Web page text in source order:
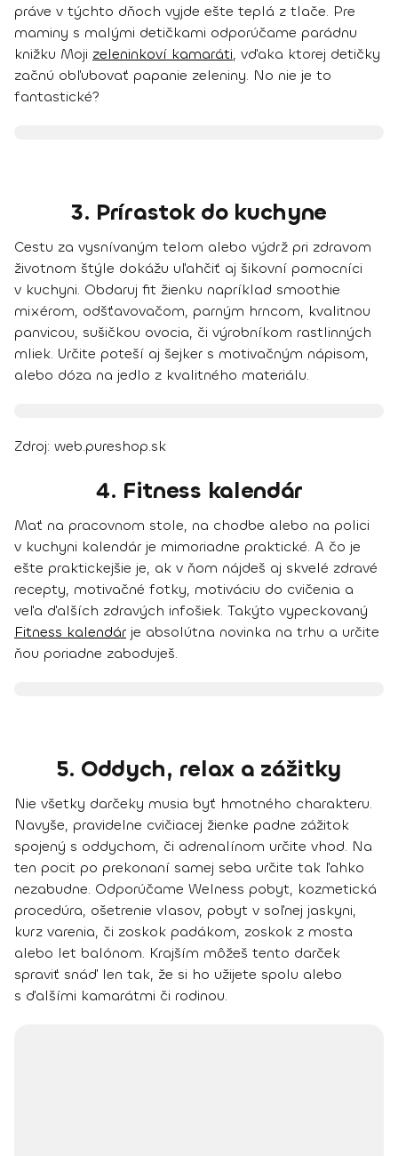
práve v týchto dňoch vyjde ešte teplá z tlače. Pre
maminy s malými detičkami odporúčame parádnu
knižku Moji zeleninkoví kamaráti, vďaka ktorej detičky
začnú obľubovať papanie zeleniny. No nie je to
fantastické?
3. Prírastok do kuchyne
Cestu za vysnívaným telom alebo výdrž pri zdravom
životnom štýle dokážu uľahčiť aj šikovní pomocníci
v kuchyni. Obdaruj fit žienku napríklad smoothie
mixérom, odšťavovačom, parným hrncom, kvalitnou
panvicou, sušičkou ovocia, či výrobníkom rastlinných
mliek. Určite poteší aj šejker s motivačným nápisom,
alebo dóza na jedlo z kvalitného materiálu.
Zdroj: web.pureshop.sk
4. Fitness kalendár
Mať na pracovnom stole, na chodbe alebo na polici
v kuchyni kalendár je mimoriadne praktické. A čo je
ešte praktickejšie je, ak v ňom nájdeš aj skvelé zdravé
recepty, motivačné fotky, motiváciu do cvičenia a
veľa ďalších zdravých infošiek. Takýto vypeckovaný
Fitness kalendár je absolútna novinka na trhu a určite
ňou poriadne zaboduješ.
5. Oddych, relax a zážitky
Nie všetky darčeky musia byť hmotného charakteru.
Navyše, pravidelne cvičiacej žienke padne zážitok
spojený s oddychom, či adrenalínom určite vhod. Na
ten pocit po prekonaní samej seba určite tak ľahko
nezabudne. Odporúčame Welness pobyt, kozmetická
procedúra, ošetrenie vlasov, pobyt v soľnej jaskyni,
kurz varenia, či zoskok padákom, zoskok z mosta
alebo let balónom. Krajším môžeš tento darček
spraviť snáď len tak, že si ho užijete spolu alebo
s ďalšími kamarátmi či rodinou.